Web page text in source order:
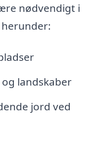
nødvendigt i
landskaber
jord ved